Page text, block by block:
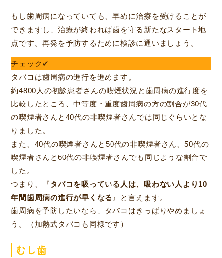
もし歯周病になっていても、早めに治療を受けることが
できますし、治療が終われば歯を守る新たなスタート地
点です。再発を予防するために検診に通いましょう。
チェック✔
タバコは歯周病の進行を進めます。
約4800人の初診患者さんの喫煙状況と歯周病の進行度を
比較したところ、中等度・重度歯周病の方の割合が30代
の喫煙者さんと40代の非喫煙者さんでは同じぐらいとな
りました。
また、40代の喫煙者さんと50代の非喫煙者さん、50代の
喫煙者さんと60代の非喫煙者さんでも同じような割合で
した。
つまり、『タバコを吸っている人は、吸わない人より10
年間歯周病の進行が早くなる 』と言えます。
歯周病を予防したいなら、タバコはきっぱりやめましょ
う。（加熱式タバコも同様です）
むし歯